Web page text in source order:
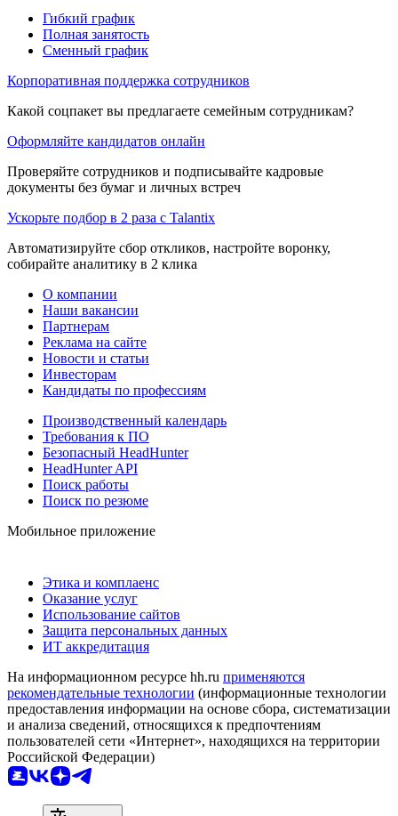
Гибкий график
Полная занятость
Сменный график
Корпоративная поддержка сотрудников
Какой соцпакет вы предлагаете семейным сотрудникам?
Оформляйте кандидатов онлайн
Проверяйте сотрудников и подписывайте кадровые
документы без бумаг и личных встреч
Ускорьте подбор в 2 раза с Talantix
Автоматизируйте сбор откликов, настройте воронку,
собирайте аналитику в 2 клика
О компании
Наши вакансии
Партнерам
Реклама на сайте
Новости и статьи
Инвесторам
Кандидаты по профессиям
Производственный календарь
Требования к ПО
Безопасный HeadHunter
HeadHunter API
Поиск работы
Поиск по резюме
Мобильное приложение
Этика и комплаенс
Оказание услуг
Использование сайтов
Защита персональных данных
ИТ аккредитация
На информационном ресурсе hh.ru применяются
рекомендательные технологии (информационные технологии
предоставления информации на основе сбора, систематизации
и анализа сведений, относящихся к предпочтениям
пользователей сети «Интернет», находящихся на территории
Российской Федерации)